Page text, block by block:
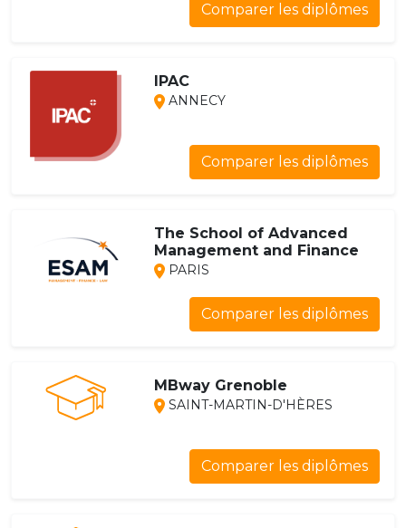
Comparer les diplômes
IPAC
ANNECY
Comparer les diplômes
The School of Advanced
Management and Finance
PARIS
Comparer les diplômes
MBway Grenoble
SAINT-MARTIN-D'HÈRES
Comparer les diplômes